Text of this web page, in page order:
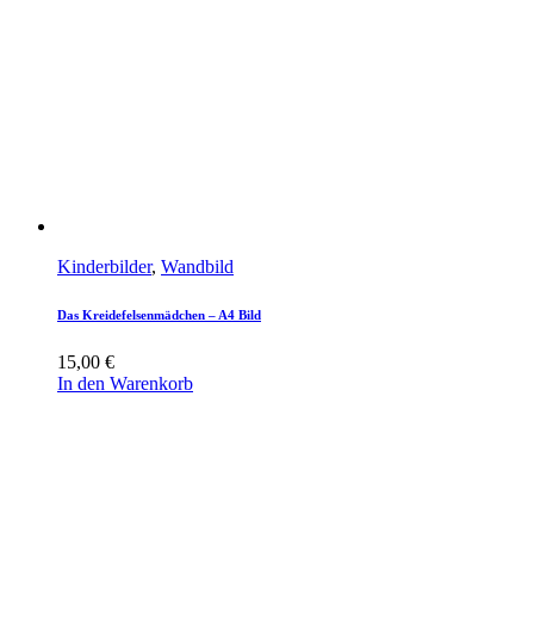
Kinderbilder, Wandbild
Das Kreidefelsenmädchen – A4 Bild
15,00 €
In den Warenkorb